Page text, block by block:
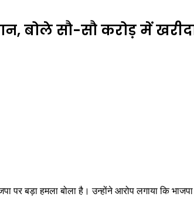
बोले सौ-सौ करोड़ में
पर बड़ा हमला बोला है। उन्होंने आरोप लगाया कि